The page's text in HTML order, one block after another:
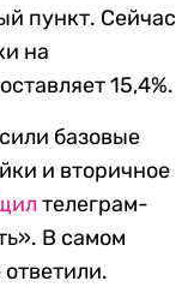
пункт. Сейчас
на
15,4%.
базовые
и вторичное
телеграм-
В самом